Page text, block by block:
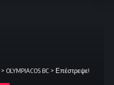
> OLYMPIACOS BC > Επέστρεψε!